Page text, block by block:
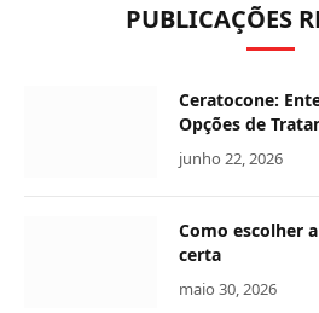
PUBLICAÇÕES
Ceratocone:
Opções de
junho 22, 2026
Como escolher
certa
maio 30, 2026